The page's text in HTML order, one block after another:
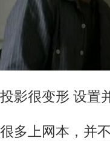
投影很变形 设置
很多上网本，并